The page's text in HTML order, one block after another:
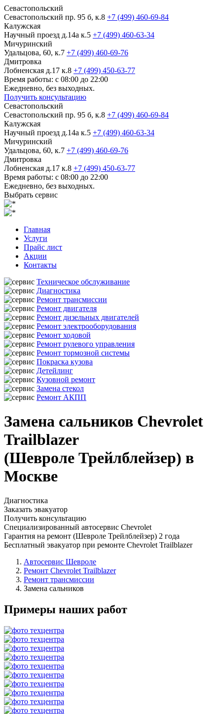
Севастопольский
Севастопольский пр. 95 б, к.8 +7 (499) 460-69-84
Калужская
Научный проезд д.14а к.5 +7 (499) 460-63-34
Мичуринский
Удальцова, 60, к.7 +7 (499) 460-69-76
Дмитровка
Лобненская д.17 к.8 +7 (499) 450-63-77
Время работы: с 08:00 до 22:00
Ежедневно, без выходных.
Получить консультацию
Севастопольский
Севастопольский пр. 95 б, к.8 +7 (499) 460-69-84
Калужская
Научный проезд д.14а к.5 +7 (499) 460-63-34
Мичуринский
Удальцова, 60, к.7 +7 (499) 460-69-76
Дмитровка
Лобненская д.17 к.8 +7 (499) 450-63-77
Время работы: с 08:00 до 22:00
Ежедневно, без выходных.
Выбрать сервис
Главная
Услуги
Прайс лист
Акции
Контакты
Техническое обслуживание
Диагностика
Ремонт трансмиссии
Ремонт двигателя
Ремонт дизельных двигателей
Ремонт электрооборудования
Ремонт ходовой
Ремонт рулевого управления
Ремонт тормозной системы
Покраска кузова
Детейлинг
Кузовной ремонт
Замена стекол
Ремонт АКПП
Замена сальников Chevrolet
Trailblazer
(Шевроле Трейлблейзер) в
Москве
Диагностика
Заказать эвакуатор
Получить консультацию
Специализированный автосервис Chevrolet
Гарантия на ремонт (Шевроле Трейлблейзер) 2 года
Бесплатный эвакуатор при ремонте Chevrolet Trailblazer
Автосервис Шевроле
Ремонт Chevrolet Trailblazer
Ремонт трансмиссии
Замена сальников
Примеры наших работ